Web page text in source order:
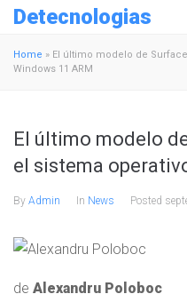
Detecnologias
Home » El último modelo de
Windows 11 ARM
El último modelo
el sistema
By Admin In News Posted
de Alexandru Poloboc